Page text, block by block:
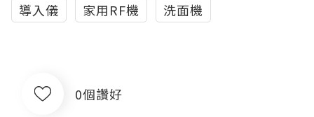
導入儀
家用RF機 洗面機
0個讚好